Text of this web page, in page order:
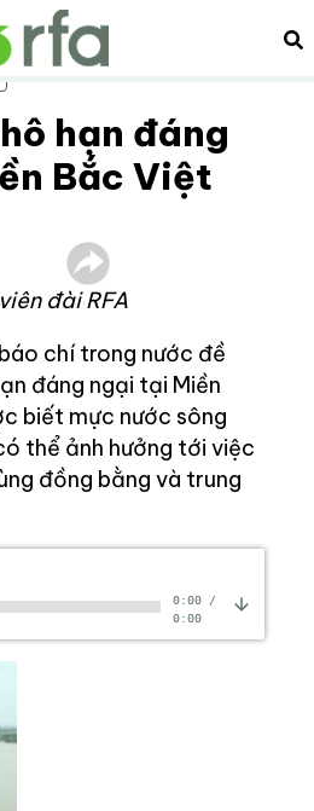
hạn đáng
Bắc Việt
đài RFA
chí trong nước đề
đáng ngại tại Miền
biết mực nước sông
thể ảnh hưởng tới việc
đồng bằng và trung
0:00/
0:00